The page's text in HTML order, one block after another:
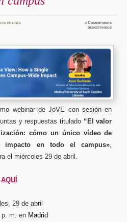
en línea ≈Comentarios
desactivadosen
valor
en
el
webinar de JoVE con sesión en
y respuestas titulado “El valor
cómo un único vídeo de
impacto en todo el campus»
el miércoles 29 de abril.
AQUÍ
29 de abril
p. m. en Madrid